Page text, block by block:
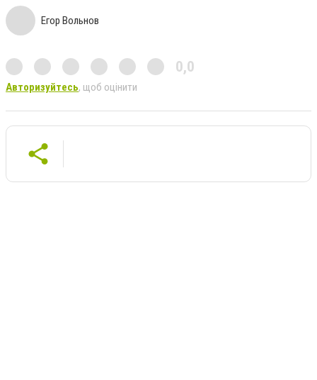
Егор Вольнов
0,0
Авторизуйтесь, щоб оцінити